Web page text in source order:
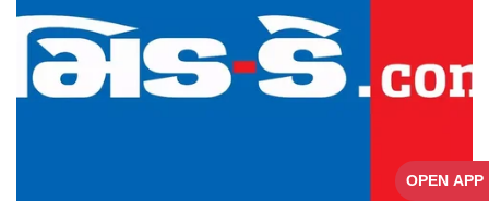
OPEN APP